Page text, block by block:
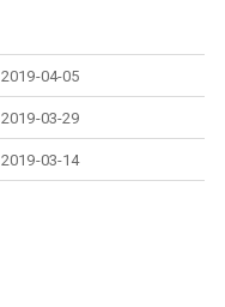
2019-04-05
2019-03-29
2019-03-14